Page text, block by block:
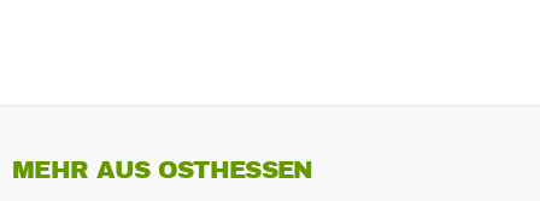
MEHR AUS OSTHESSEN